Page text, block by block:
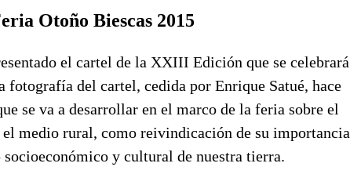
Otoño Biescas 2015
el cartel de la XXIII Edición que se celebrará
del cartel, cedida por Enrique Satué, hace
se va a desarrollar en el marco de la feria sobre el
el medio rural, como reivindicación de su importancia
y cultural de nuestra tierra.